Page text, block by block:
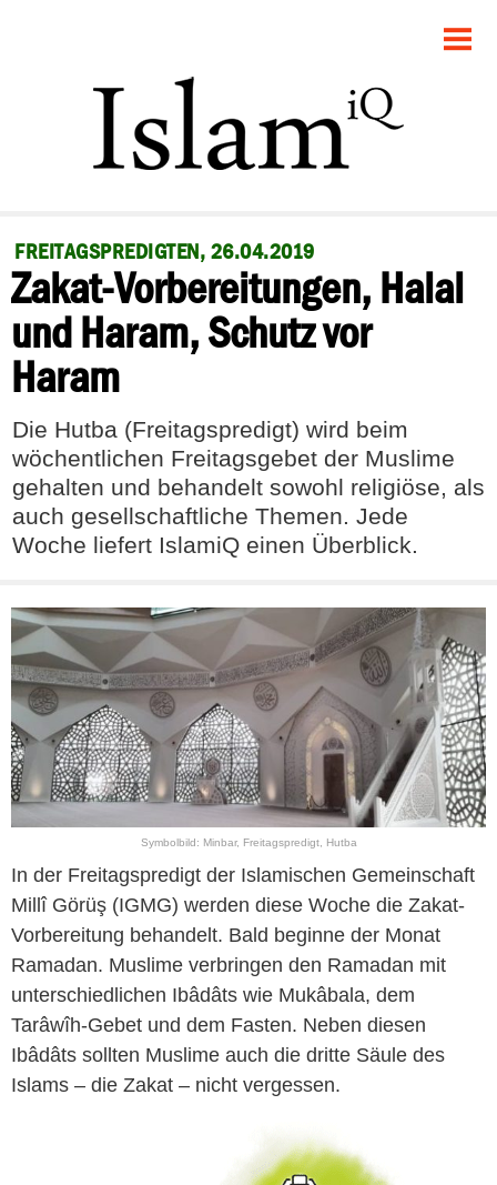
POLITIK
GESELLSCHAFT
RECHT
FEUILLETON
DEBATTE
FREITAGSPREDIGTEN, 26.04.2019
Zakat-Vorbereitungen, Halal
und Haram, Schutz vor
Haram
Die Hutba (Freitagspredigt) wird beim
wöchentlichen Freitagsgebet der Muslime
gehalten und behandelt sowohl religiöse, als
auch gesellschaftliche Themen. Jede
Woche liefert IslamiQ einen Überblick.
Symbolbild: Minbar, Freitagspredigt, Hutba
In der Freitagspredigt der Islamischen Gemeinschaft
Millî Görüş (IGMG) werden diese Woche die Zakat-
Vorbereitung behandelt. Bald beginne der Monat
Ramadan. Muslime verbringen den Ramadan mit
unterschiedlichen Ibâdâts wie Mukâbala, dem
Tarâwîh-Gebet und dem Fasten. Neben diesen
Ibâdâts sollten Muslime auch die dritte Säule des
Islams – die Zakat – nicht vergessen.